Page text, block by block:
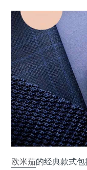
欧米茄的经典款式